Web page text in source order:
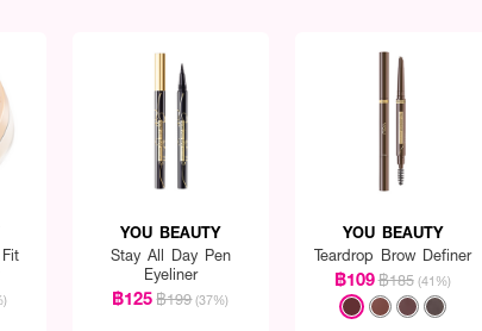
Asiaticoside, Madecassic Acid, Asiatic Acid) ช่วยปลอ
YOU BEAUTY
Stay All Day Pen
Eyeliner
฿125฿199 (37%)
YOU BEAUTY
Teardrop Brow Definer
฿109฿185 (41%)